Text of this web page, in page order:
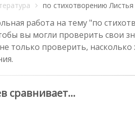
по стихотворению
работа на тему "по
вы могли проверить свои
только проверить,
сравнивает…